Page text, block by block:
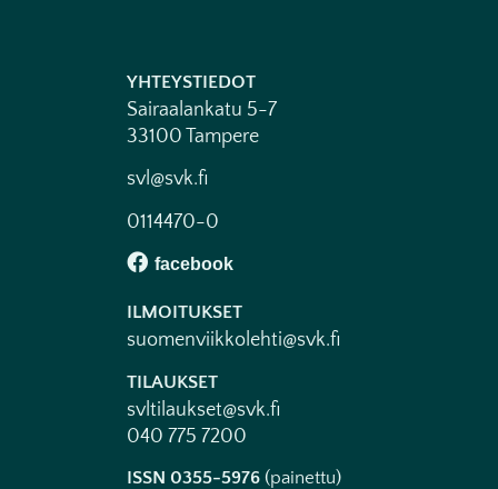
YHTEYSTIEDOT
Sairaalankatu 5-7
33100 Tampere
svl@svk.fi
0114470-0
ILMOITUKSET
suomenviikkolehti@svk.fi
TILAUKSET
svltilaukset@svk.fi
040 775 7200
ISSN 0355-5976 (painettu)